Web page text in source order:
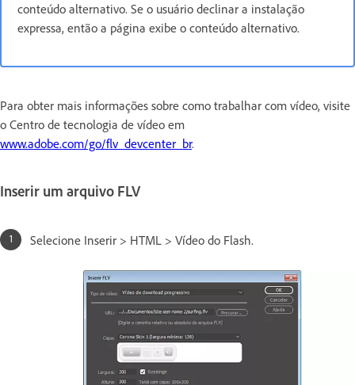
conteúdo alternativo. Se o usuário declinar a instalação
expressa, então a página exibe o conteúdo alternativo.
Para obter mais informações sobre como trabalhar com vídeo, visite
o Centro de tecnologia de vídeo em
www.adobe.com/go/flv_devcenter_br.
Inserir um arquivo FLV
Selecione Inserir > HTML > Vídeo do Flash.